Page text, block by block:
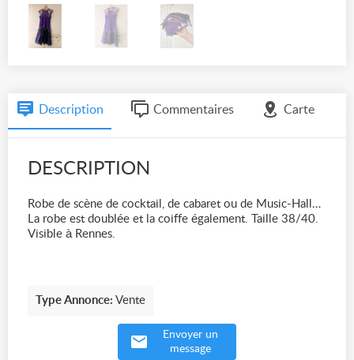
Description Commentaires Carte
DESCRIPTION
Robe de scène de cocktail, de cabaret ou de Music-Hall…
La robe est doublée et la coiffe également. Taille 38/40.
Visible à Rennes.
Type Annonce: Vente
Envoyer un
message